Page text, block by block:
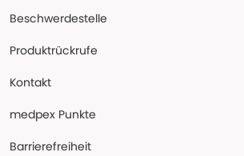
Beschwerdestelle
Produktrückrufe
Kontakt
medpex Punkte
Barrierefreiheit